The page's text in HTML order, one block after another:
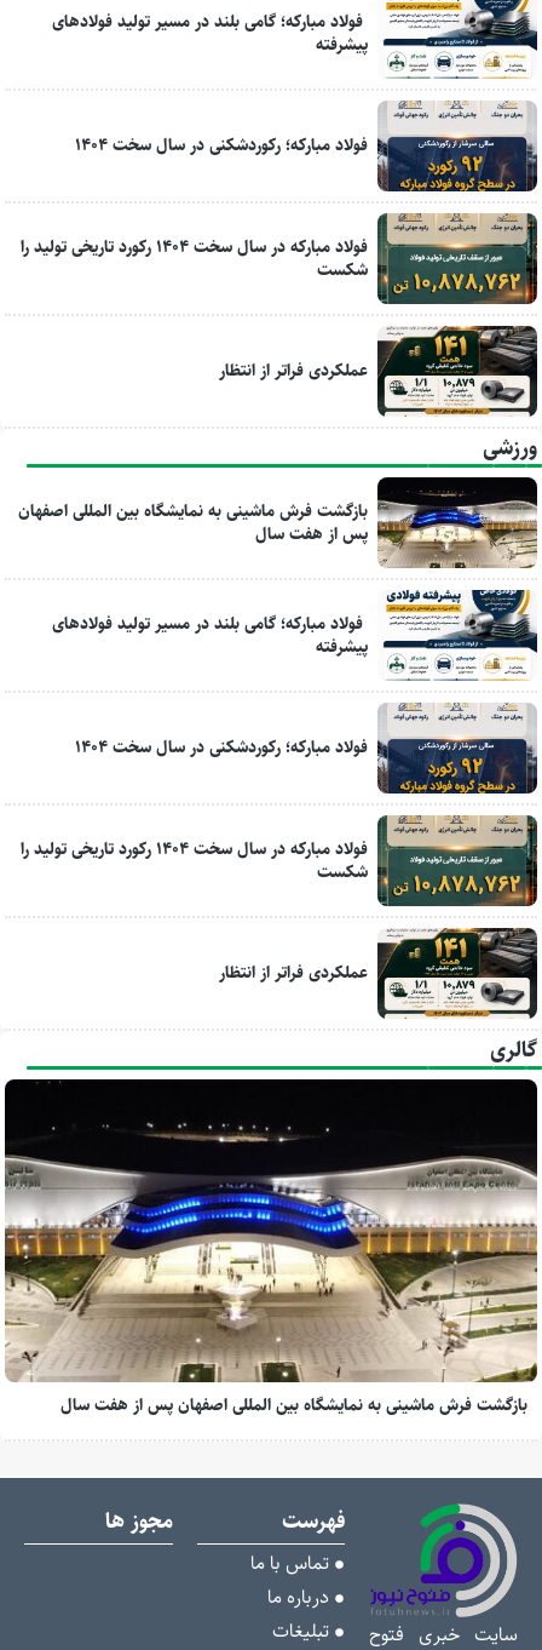
فولاد مبارکه؛ گامی بلند در مسیر تولید فولادهای
پیشرفته
فولاد مبارکه؛ رکوردشکنی در سال سخت ۱۴۰۴
فولاد مبارکه در سال سخت ۱۴۰۴ رکورد تاریخی تولید را
شکست
عملکردی فراتر از انتظار
ورزشی
بازگشت فرش ماشینی به نمایشگاه بین المللی اصفهان
پس از هفت سال
فولاد مبارکه؛ گامی بلند در مسیر تولید فولادهای
پیشرفته
فولاد مبارکه؛ رکوردشکنی در سال سخت ۱۴۰۴
فولاد مبارکه در سال سخت ۱۴۰۴ رکورد تاریخی تولید را
شکست
عملکردی فراتر از انتظار
گالری
بازگشت فرش ماشینی به نمایشگاه بین المللی اصفهان پس از هفت سال
سایت خبری فتوح
فهرست
تماس با ما
درباره ما
تبلیغات
مجوز ها